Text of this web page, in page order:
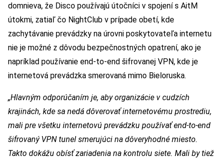
domnieva, že Disco používajú útočníci v spojení s AitM
útokmi, zatiaľ čo NightClub v prípade obetí, kde
zachytávanie prevádzky na úrovni poskytovateľa internetu
nie je možné z dôvodu bezpečnostných opatrení, ako je
napríklad používanie end-to-end šifrovanej VPN, kde je
internetová prevádzka smerovaná mimo Bieloruska.
„Hlavným odporúčaním je, aby organizácie v cudzích
krajinách, kde sa nedá dôverovať internetovému prostrediu,
mali pre všetku internetovú prevádzku používať end-to-end
šifrovaný VPN tunel smerujúci na dôveryhodné miesto.
Takto dokážu obísť zariadenia na kontrolu siete. Mali by tiež